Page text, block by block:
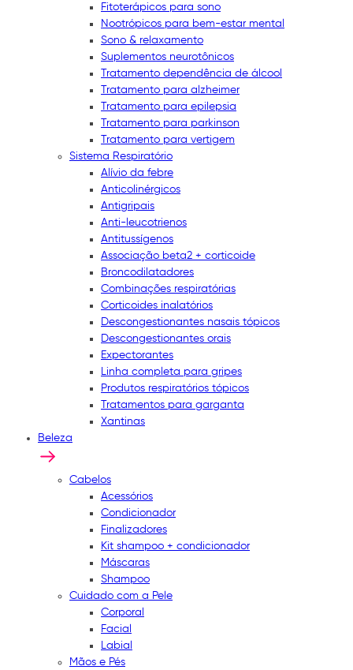
Fitoterápicos para sono
Nootrópicos para bem-estar mental
Sono & relaxamento
Suplementos neurotônicos
Tratamento dependência de álcool
Tratamento para alzheimer
Tratamento para epilepsia
Tratamento para parkinson
Tratamento para vertigem
Sistema Respiratório
Alívio da febre
Anticolinérgicos
Antigripais
Anti-leucotrienos
Antitussígenos
Associação beta2 + corticoide
Broncodilatadores
Combinações respiratórias
Corticoides inalatórios
Descongestionantes nasais tópicos
Descongestionantes orais
Expectorantes
Linha completa para gripes
Produtos respiratórios tópicos
Tratamentos para garganta
Xantinas
Beleza
Cabelos
Acessórios
Condicionador
Finalizadores
Kit shampoo + condicionador
Máscaras
Shampoo
Cuidado com a Pele
Corporal
Facial
Labial
Mãos e Pés